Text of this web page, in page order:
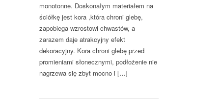
monotonne. Doskonałym materiałem na
ściółkę jest kora ,która chroni glebę,
zapobiega wzrostowi chwastów, a
zarazem daje atrakcyjny efekt
dekoracyjny. Kora chroni glebę przed
promieniami słonecznymi, podłożenie nie
nagrzewa się zbyt mocno i […]